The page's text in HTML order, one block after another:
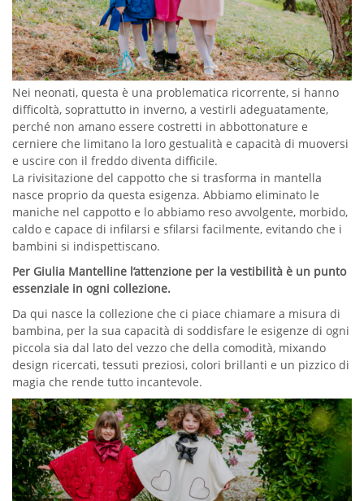
Nei neonati, questa è una problematica ricorrente, si hanno
difficoltà, soprattutto in inverno, a vestirli adeguatamente,
perché non amano essere costretti in abbottonature e
cerniere che limitano la loro gestualità e capacità di muoversi
e uscire con il freddo diventa difficile.
La rivisitazione del cappotto che si trasforma in mantella
nasce proprio da questa esigenza. Abbiamo eliminato le
maniche nel cappotto e lo abbiamo reso avvolgente, morbido,
caldo e capace di infilarsi e sfilarsi facilmente, evitando che i
bambini si indispettiscano.
Per Giulia Mantelline l’attenzione per la vestibilità è un punto
essenziale in ogni collezione.
Da qui nasce la collezione che ci piace chiamare a misura di
bambina, per la sua capacità di soddisfare le esigenze di ogni
piccola sia dal lato del vezzo che della comodità, mixando
design ricercati, tessuti preziosi, colori brillanti e un pizzico di
magia che rende tutto incantevole.